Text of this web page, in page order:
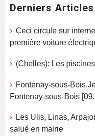
Derniers Articles
Ceci circule sur
première voiture
(Chelles): Les
Fontenay-sous-
Fontenay-sous-Bois
Les Ulis, Linas,
salué en mairie